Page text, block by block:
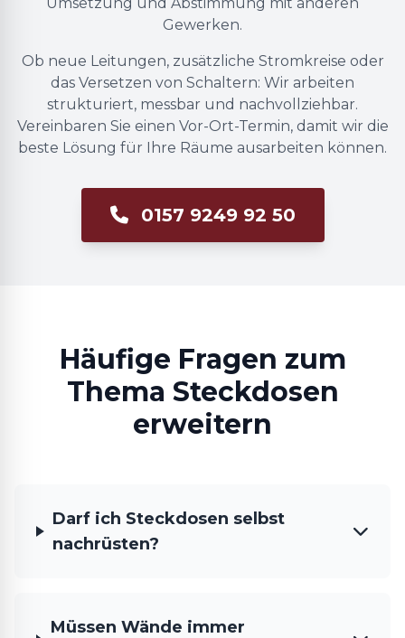
Gewerken.
Ob neue Leitungen, zusätzliche Stromkreise oder
das Versetzen von Schaltern: Wir arbeiten
strukturiert, messbar und nachvollziehbar.
Vereinbaren Sie einen Vor-Ort-Termin, damit wir die
beste Lösung für Ihre Räume ausarbeiten können.
0157 9249 92 50
Häufige Fragen zum
Thema Steckdosen
erweitern
Darf ich Steckdosen selbst
nachrüsten?
Müssen Wände immer